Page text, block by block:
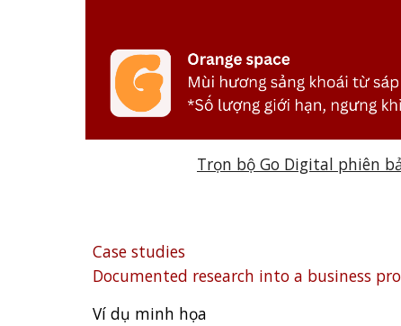
Trọn bộ Go Digital phiên
Case studies
Documented research into a business
Ví dụ minh họa